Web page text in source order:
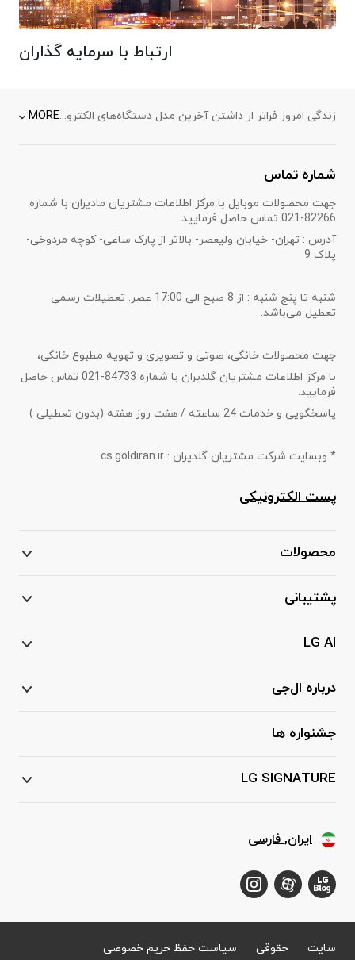
ارتباط با سرمایه گذاران
زندگی امروز فراتر از داشتن آخرین مدل دستگاه‌های الکترونیکی است، زندگی تجربه‌ای‌ است از لمس فناوری‌ها در زمینه‌های گوناگون، از تجربه کار باMORE
شماره تماس
جهت محصولات موبایل با مرکز اطلاعات مشتریان مادیران با شماره
82266-021 تماس حاصل فرمایید.
آدرس : تهران- خیابان ولیعصر- بالاتر از پارک ساعی- کوچه مردوخی-
پلاک 9
شنبه تا پنج شنبه : از 8 صبح الی 17:00 عصر. تعطیلات رسمی
تعطیل می‌باشد.
جهت محصولات خانگی، صوتی و تصویری و تهویه مطبوع خانگی،
با مرکز اطلاعات مشتریان گلدیران با شماره 84733-021 تماس حاصل
فرمایید.
پاسخگویی و خدمات 24 ساعته / هفت روز هفته (بدون تعطیلی )
* وبسایت شرکت مشتریان گلدیران : cs.goldiran.ir
پست الکترونیکی
محصولات
پشتیبانی
LG AI
درباره ال‌جی
جشنواره ها
LG SIGNATURE
ایران, فارسی
سایت حقوقی سیاست حفظ حریم خصوصی